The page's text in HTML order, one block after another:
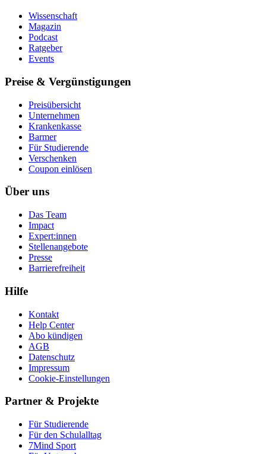
Wissenschaft
Magazin
Podcast
Ratgeber
Events
Preise & Vergünstigungen
Preisübersicht
Unternehmen
Krankenkasse
Barmer
Für Studierende
Ver­schen­ken
Coupon einlösen
Über uns
Das Team
Impact
Expert:innen
Stellenangebote
Presse
Barrierefreiheit
Hilfe
Kontakt
Help Center
Abo kündigen
AGB
Datenschutz
Impressum
Cookie-Einstellungen
Partner & Projekte
Für Stu­die­rende
Für den Schulalltag
7Mind Sport